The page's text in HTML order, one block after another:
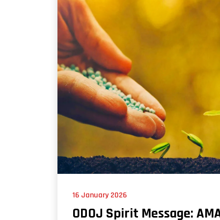
16 January 2026
ODOJ Spirit Message: